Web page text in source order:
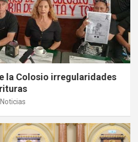
la Colosio irregularidades